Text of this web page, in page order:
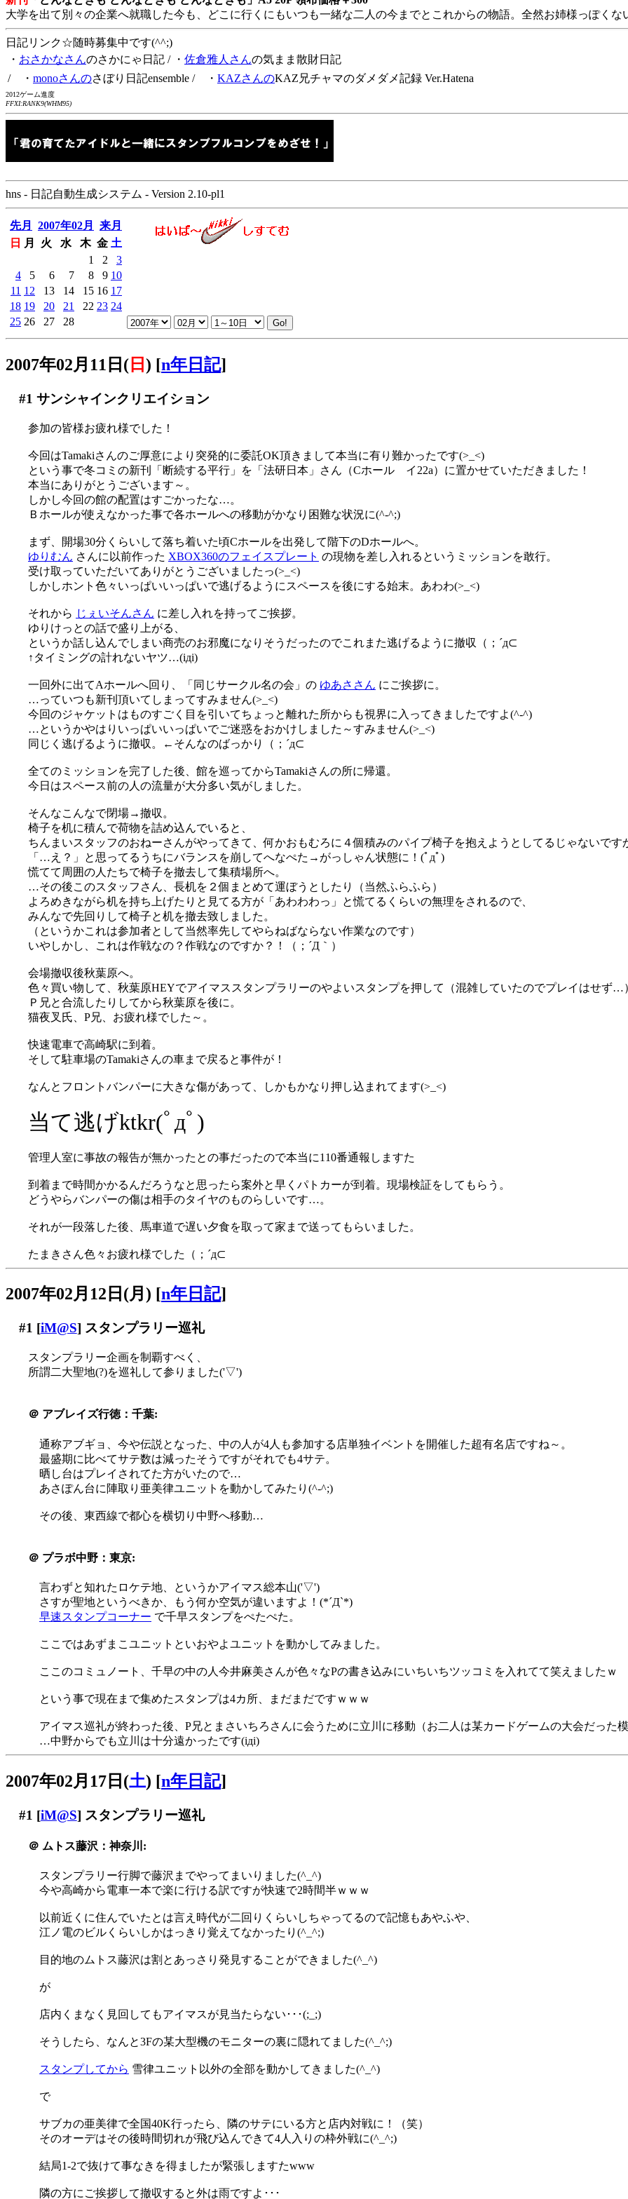
大学を出て別々の企業へ就職した今も、どこに行くにもいつも一緒な二人の今までとこれからの物語。全然お姉様っぽくな
日記リンク☆随時募集中です(^^;)
・ おさかなさんのさかにゃ日記 / ・ 佐倉雅人さんの気まま散財日記
/ ・ monoさんのさぼり日記ensemble / ・ KAZさんのKAZ兄チャマのダメダメ記録 Ver.Hatena
2012ゲーム進度
FFXI:RANK9(WHM95)
hns - 日記自動生成システム - Version 2.10-pl1
先月 2007年02月
来月
日
月 火 水 木 金 土
1
2
3
4
5 6 7 8 9 10
11 12 13 14 15 16 17
18 19 20 21 22 23 24
25 26 27 28
2007年02月11日( 日 ) [n年日記]
#1 サンシャインクリエイション
参加の皆様お疲れ様でした！
今回はTamakiさんのご厚意により突発的に委託OK頂きまして本当に有り難かったです(>_<)
という事で冬コミの新刊「断続する平行」を「法研日本」さん（Cホール イ22a）に置かせていただきました！
本当にありがとうございます～。
しかし今回の館の配置はすごかったな…。
Ｂホールが使えなかった事で各ホールへの移動がかなり困難な状況に(^-^;)
まず、開場30分くらいして落ち着いた頃Cホールを出発して階下のDホールへ。
ゆりむん さんに以前作った XBOX360のフェイスプレート の現物を差し入れるというミッションを敢行。
受け取っていただいてありがとうございましたっ(>_<)
しかしホント色々いっぱいいっぱいで逃げるようにスペースを後にする始末。あわわ(>_<)
それから じぇいそんさん に差し入れを持ってご挨拶。
ゆりけっとの話で盛り上がる、
というか話し込んでしまい商売のお邪魔になりそうだったのでこれまた逃げるように撤収（；´д⊂
↑タイミングの計れないヤツ…(iдi)
一回外に出てAホールへ回り、「同じサークル名の会」の ゆあささん にご挨拶に。
…っていつも新刊頂いてしまってすみません(>_<)
今回のジャケットはものすごく目を引いてちょっと離れた所からも視界に入ってきましたですよ(^-^)
…というかやはりいっぱいいっぱいでご迷惑をおかけしました～すみません(>_<)
同じく逃げるように撤収。←そんなのばっかり（；´д⊂
全てのミッションを完了した後、館を巡ってからTamakiさんの所に帰還。
今日はスペース前の人の流量が大分多い気がしました。
そんなこんなで閉場→撤収。
椅子を机に積んで荷物を詰め込んでいると、
ちんまいスタッフのおねーさんがやってきて、何かおもむろに４個積みのパイプ椅子を抱えようとしてるじゃないです
「…え？」と思ってるうちにバランスを崩してへなぺた→がっしゃん状態に！(ﾟдﾟ)
慌てて周囲の人たちで椅子を撤去して集積場所へ。
…その後このスタッフさん、長机を２個まとめて運ぼうとしたり（当然ふらふら）
よろめきながら机を持ち上げたりと見てる方が「あわわわっ」と慌てるくらいの無理をされるので、
みんなで先回りして椅子と机を撤去致しました。
（というかこれは参加者として当然率先してやらねばならない作業なのです）
いやしかし、これは作戦なの？作戦なのですか？！（；´Д｀）
会場撤収後秋葉原へ。
色々買い物して、秋葉原HEYでアイマススタンプラリーのやよいスタンプを押して（混雑していたのでプレイはせず…
Ｐ兄と合流したりしてから秋葉原を後に。
猫夜叉氏、P兄、お疲れ様でした～。
快速電車で高崎駅に到着。
そして駐車場のTamakiさんの車まで戻ると事件が！
なんとフロントバンパーに大きな傷があって、しかもかなり押し込まれてます(>_<)
当て逃げktkr(ﾟдﾟ)
管理人室に事故の報告が無かったとの事だったので本当に110番通報しますた
到着まで時間かかるんだろうなと思ったら案外と早くパトカーが到着。現場検証をしてもらう。
どうやらバンパーの傷は相手のタイヤのものらしいです…。
それが一段落した後、馬車道で遅い夕食を取って家まで送ってもらいました。
たまきさん色々お疲れ様でした（；´д⊂
2007年02月12日(月) [n年日記]
#1 [iM@S] スタンプラリー巡礼
スタンプラリー企画を制覇すべく、
所謂二大聖地(?)を巡礼して参りました('▽')
＠ アブレイズ行徳：千葉:
通称アブギョ、今や伝説となった、中の人が4人も参加する店単独イベントを開催した超有名店ですね～。
最盛期に比べてサテ数は減ったそうですがそれでも4サテ。
晒し台はプレイされてた方がいたので…
あさぽん台に陣取り亜美律ユニットを動かしてみたり(^-^;)
その後、東西線で都心を横切り中野へ移動…
＠ プラボ中野：東京:
言わずと知れたロケテ地、というかアイマス総本山('▽')
さすが聖地というべきか、もう何か空気が違いますよ！(*´Д`*)
早速スタンプコーナー で千早スタンプをぺたぺた。
ここではあずまこユニットといおやよユニットを動かしてみました。
ここのコミュノート、千早の中の人今井麻美さんが色々なPの書き込みにいちいちツッコミを入れてて笑えましたｗ
という事で現在まで集めたスタンプは4カ所、まだまだですｗｗｗ
アイマス巡礼が終わった後、P兄とまさいちろさんに会うために立川に移動（お二人は某カードゲームの大会だった
…中野からでも立川は十分遠かったです(iдi)
2007年02月17日(土) [n年日記]
#1 [iM@S] スタンプラリー巡礼
＠ ムトス藤沢：神奈川:
スタンプラリー行脚で藤沢までやってまいりました(^_^)
今や高崎から電車一本で楽に行ける訳ですが快速で2時間半ｗｗｗ
以前近くに住んでいたとは言え時代が二回りくらいしちゃってるので記憶もあやふや、
江ノ電のビルくらいしかはっきり覚えてなかったり(^_^;)
目的地のムトス藤沢は割とあっさり発見することができました(^_^)
が
店内くまなく見回してもアイマスが見当たらない･･･(;_;)
そうしたら、なんと3Fの某大型機のモニターの裏に隠れてました(^_^;)
スタンプしてから 雪律ユニット以外の全部を動かしてきました(^_^)
で
サブカの亜美律で全国40K行ったら、隣のサテにいる方と店内対戦に！（笑）
そのオーデはその後時間切れが飛び込んできて4人入りの枠外戦に(^_^;)
結局1-2で抜けて事なきを得ましたが緊張しますたwww
隣の方にご挨拶して撤収すると外は雨ですよ･･･